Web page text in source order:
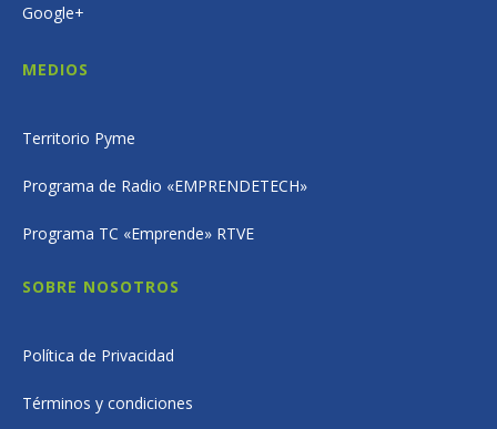
Google+
MEDIOS
Territorio Pyme
Programa de Radio «EMPRENDETECH»
Programa TC «Emprende» RTVE
SOBRE NOSOTROS
Política de Privacidad
Términos y condiciones